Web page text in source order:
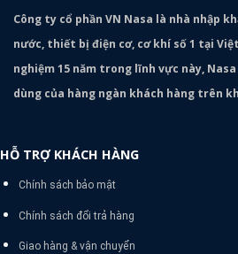
Công ty cổ phần VN Nasa là nhà nhập
nước, thiết bị điện cơ, cơ khí số 1 tại
nghiệm 15 năm trong lĩnh vực này,
dùng của hàng ngàn khách hàng trên
HỖ TRỢ KHÁCH HÀNG
Chính sách bảo mật
Chính sách đổi trả hàng
Giao hàng & vận chuyển